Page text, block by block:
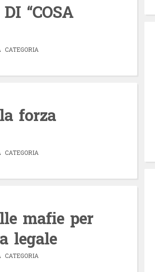
“COSA
CATEGORIA
la forza
CATEGORIA
mafie per
legale
CATEGORIA